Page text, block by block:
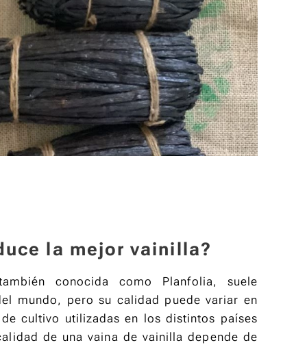
100 g –
Cúrcuma
de las
la mejor vainilla?
conocida como Planfolia, suele
mundo, pero su calidad puede variar en
cultivo utilizadas en los distintos países
de una vaina de vainilla depende de